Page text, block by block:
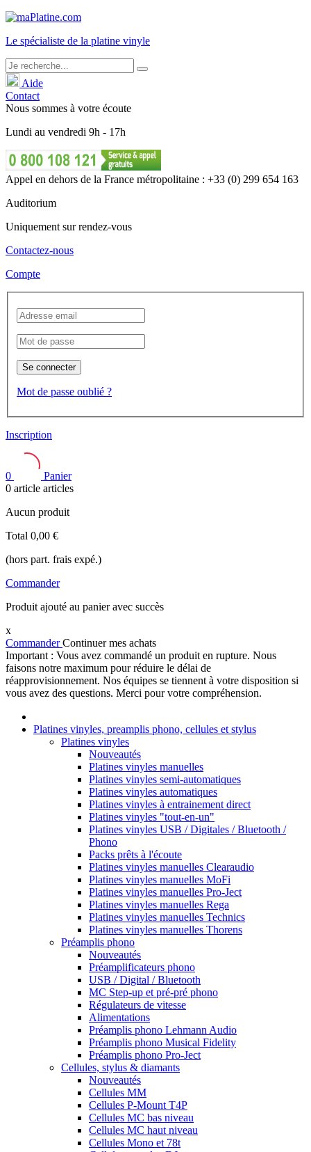
Le spécialiste de la platine vinyle
Aide
Contact
Nous sommes à votre écoute
Lundi au vendredi 9h - 17h
Appel en dehors de la France métropolitaine : +33 (0) 299 654 163
Auditorium
Uniquement sur rendez-vous
Contactez-nous
Compte
Se connecter
Mot de passe oublié ?
Inscription
0
Panier
0 article articles
Aucun produit
Total 0,00 €
(hors part. frais expé.)
Commander
Produit ajouté au panier avec succès
x
CommanderContinuer mes achats
Important : Vous avez commandé un produit en rupture. Nous
faisons notre maximum pour réduire le délai de
réapprovisionnement. Nos équipes se tiennent à votre disposition si
vous avez des questions. Merci pour votre compréhension.
Platines vinyles, preamplis phono, cellules et stylus
Platines vinyles
Nouveautés
Platines vinyles manuelles
Platines vinyles semi-automatiques
Platines vinyles automatiques
Platines vinyles à entrainement direct
Platines vinyles "tout-en-un"
Platines vinyles USB / Digitales / Bluetooth /
Phono
Packs prêts à l'écoute
Platines vinyles manuelles Clearaudio
Platines vinyles manuelles MoFi
Platines vinyles manuelles Pro-Ject
Platines vinyles manuelles Rega
Platines vinyles manuelles Technics
Platines vinyles manuelles Thorens
Préamplis phono
Nouveautés
Préamplificateurs phono
USB / Digital / Bluetooth
MC Step-up et pré-pré phono
Régulateurs de vitesse
Alimentations
Préamplis phono Lehmann Audio
Préamplis phono Musical Fidelity
Préamplis phono Pro-Ject
Cellules, stylus & diamants
Nouveautés
Cellules MM
Cellules P-Mount T4P
Cellules MC bas niveau
Cellules MC haut niveau
Cellules Mono et 78t